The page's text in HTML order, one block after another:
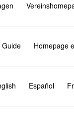
Guide Homepage
Español